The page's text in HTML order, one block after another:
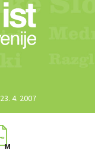
4. 2007